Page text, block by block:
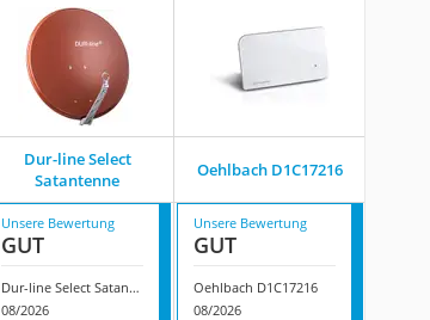
Dur-line Select
Satantenne
Oehlbach D1C17216
Unsere Bewertung
GUT
Dur-line Select Satantenne
08/2026
Unsere Bewertung
GUT
Oehlbach D1C17216
08/2026